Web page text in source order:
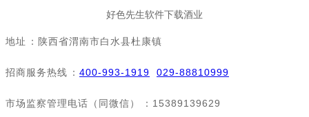
好色先生软件下载酒业
地址：陕西省渭南市白水县杜康镇
招商服务热线： 400-993-1919 029-88810999
市场监察管理电话（同微信）：15389139629